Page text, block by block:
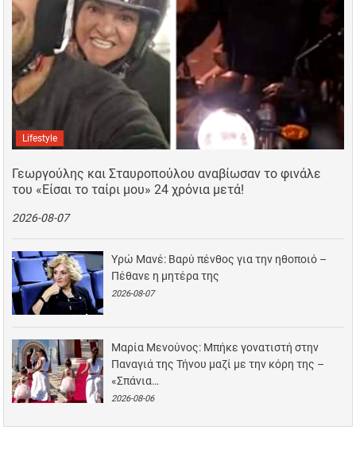
Lifestyle
Γεωργούλης και Σταυροπούλου αναβίωσαν το φινάλε
του «Είσαι το ταίρι μου» 24 χρόνια μετά!
2026-08-07
Υρώ Μανέ: Βαρύ πένθος για την ηθοποιό –
Πέθανε η μητέρα της
2026-08-07
Μαρία Μενούνος: Μπήκε γονατιστή στην
Παναγιά της Τήνου μαζί με την κόρη της –
«Σπάνια…
2026-08-06